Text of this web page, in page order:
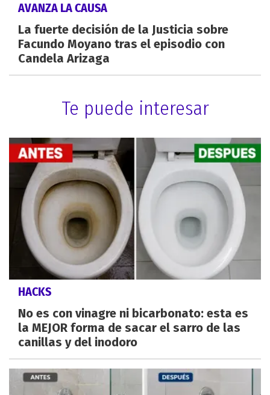
AVANZA LA CAUSA
La fuerte decisión de la Justicia sobre
Facundo Moyano tras el episodio con
Candela Arizaga
Te puede interesar
HACKS
No es con vinagre ni bicarbonato: esta es
la MEJOR forma de sacar el sarro de las
canillas y del inodoro